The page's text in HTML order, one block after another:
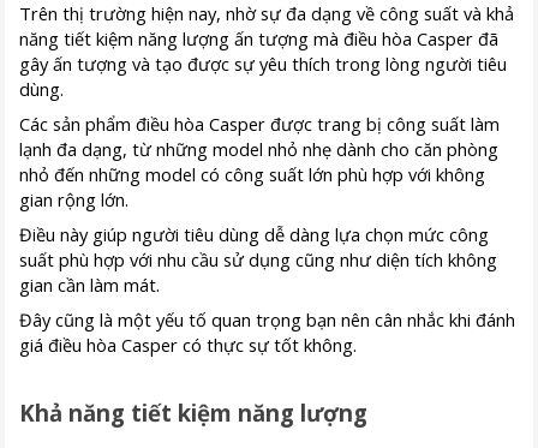
Trên thị trường hiện nay, nhờ sự đa dạng về công suất và khả
năng tiết kiệm năng lượng ấn tượng mà điều hòa Casper đã
gây ấn tượng và tạo được sự yêu thích trong lòng người tiêu
dùng.
Các sản phẩm điều hòa Casper được trang bị công suất làm
lạnh đa dạng, từ những model nhỏ nhẹ dành cho căn phòng
nhỏ đến những model có công suất lớn phù hợp với không
gian rộng lớn.
Điều này giúp người tiêu dùng dễ dàng lựa chọn mức công
suất phù hợp với nhu cầu sử dụng cũng như diện tích không
gian cần làm mát.
Đây cũng là một yếu tố quan trọng bạn nên cân nhắc khi đánh
giá điều hòa Casper có thực sự tốt không.
Khả năng tiết kiệm năng lượng